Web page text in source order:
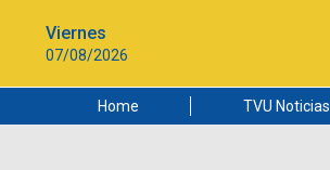
Viernes
07/08/2026
Home TVU Noticias